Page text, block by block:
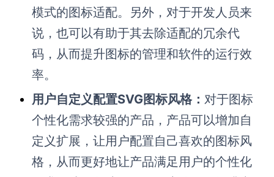
模式的图标适配。另外，对于开发人员来
说，也可以有助于其去除适配的冗余代
码，从而提升图标的管理和软件的运行效
率。
用户自定义配置SVG图标风格： 对于图标
个性化需求较强的产品，产品可以增加自
定义扩展，让用户配置自己喜欢的图标风
格，从而更好地让产品满足用户的个性化